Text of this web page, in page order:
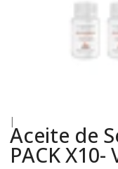
|
Aceite de
PACK